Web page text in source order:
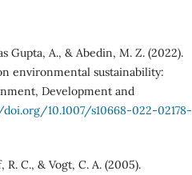
Gupta, A., & Abedin, M. Z. (2022).
environmental sustainability:
Development and
10.1007/s10668-022-02178-
C., & Vogt, C. A. (2005).